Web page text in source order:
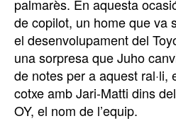
palmarès. En aquesta
de copilot, un home que va
el desenvolupament del
una sorpresa que Juho
de notes per a aquest
cotxe amb Jari-Matti dins
OY, el nom de l’equip.